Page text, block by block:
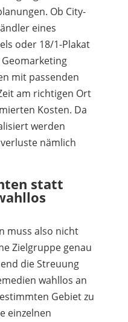
Ob City-
eines
oder 18/1-Plakat
mit passenden
am richtigen Ort
Kosten. Da
werden
nämlich
statt
muss also nicht
Zielgruppe genau
die Streuung
wahllos an
Gebiet zu
einzelnen